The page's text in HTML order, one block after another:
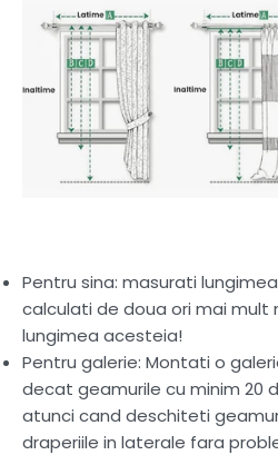
Pentru sina: masurati
calculati de doua ori mai
lungimea acesteia!
Pentru galerie: Montati o
decat geamurile cu minim 20
atunci cand deschiteti
draperiile in laterale fara